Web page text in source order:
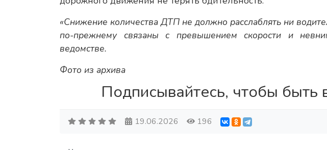
«Снижение количества ДТП не должно расслаблять ни
по-прежнему связаны с превышением скорости и
ведомстве.
Фото из архива
Подписывайтесь, чтобы быть
19.06.2026 196